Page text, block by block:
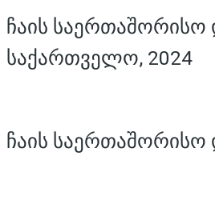
ჩაის საერთაშორისო
საქართველო, 2024
ჩაის საერთაშორისო